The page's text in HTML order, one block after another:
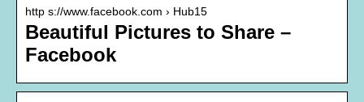
http s://www.facebook.com › Hub15
Beautiful Pictures to Share –
Facebook